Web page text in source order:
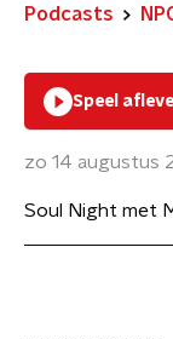
Podcasts
Speel
zo 14 augustus
Soul Night met